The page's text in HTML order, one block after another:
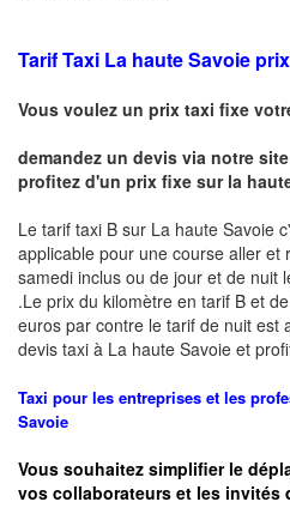
Tarif Taxi La haute Savoie
Vous voulez un prix taxi fixe
demandez un devis via notre
profitez d'un prix fixe sur la
Le tarif taxi B sur La haute Savoie
applicable pour une course aller et
samedi inclus ou de jour et de nuit
.Le prix du kilomètre en tarif B et
euros par contre le tarif de nuit est
devis taxi à La haute Savoie et
Taxi pour les entreprises et les
Savoie
Vous souhaitez simplifier le
vos collaborateurs et les invités